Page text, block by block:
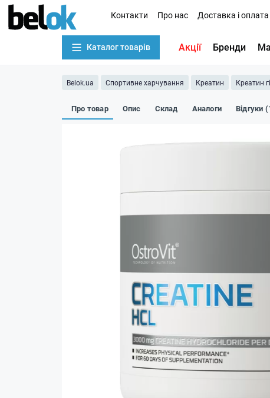
Контакти Про нас Доставка і оплата
Каталог товарів Акції Бренди
Belok.ua Спортивне харчування Креатин Креатин
Про товар Опис Склад Аналоги Відгуки